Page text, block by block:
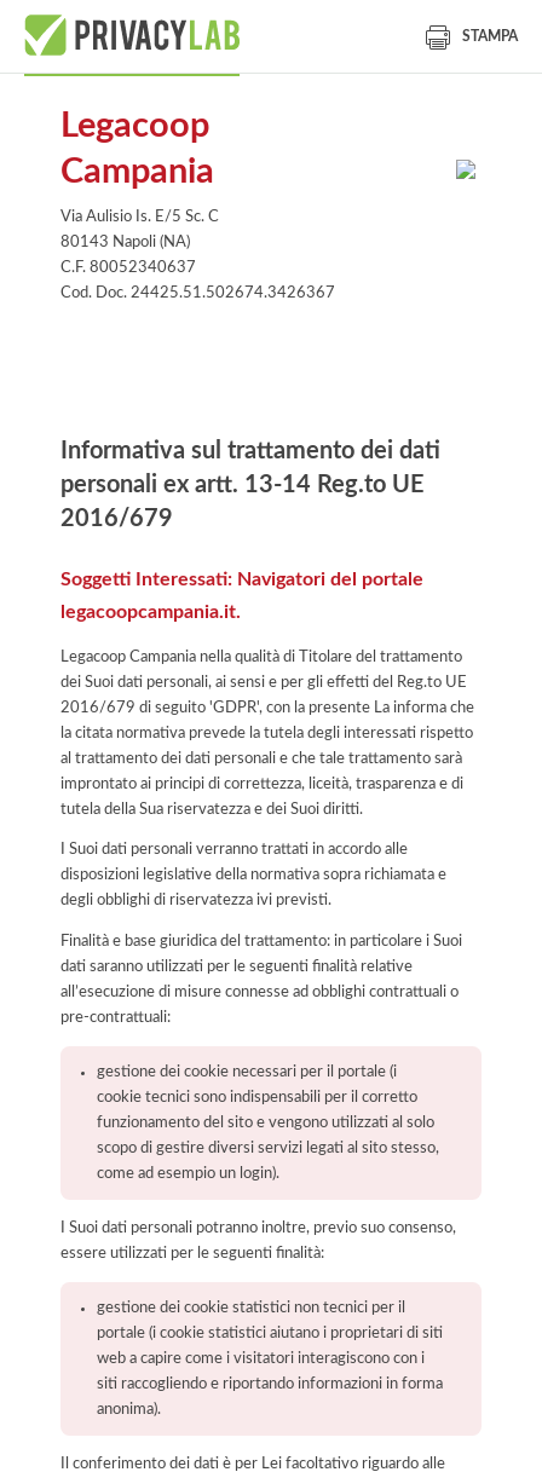
STAMPA
Legacoop
Campania
Via Aulisio Is. E/5 Sc. C
80143 Napoli (NA)
C.F. 80052340637
Cod. Doc. 24425.51.502674.3426367
Informativa sul trattamento dei dati
personali ex artt. 13-14 Reg.to UE
2016/679
Soggetti Interessati: Navigatori del portale
legacoopcampania.it.
Legacoop Campania nella qualità di Titolare del trattamento
dei Suoi dati personali, ai sensi e per gli effetti del Reg.to UE
2016/679 di seguito 'GDPR', con la presente La informa che
la citata normativa prevede la tutela degli interessati rispetto
al trattamento dei dati personali e che tale trattamento sarà
improntato ai principi di correttezza, liceità, trasparenza e di
tutela della Sua riservatezza e dei Suoi diritti.
I Suoi dati personali verranno trattati in accordo alle
disposizioni legislative della normativa sopra richiamata e
degli obblighi di riservatezza ivi previsti.
Finalità e base giuridica del trattamento: in particolare i Suoi
dati saranno utilizzati per le seguenti finalità relative
all’esecuzione di misure connesse ad obblighi contrattuali o
pre-contrattuali:
gestione dei cookie necessari per il portale (i
cookie tecnici sono indispensabili per il corretto
funzionamento del sito e vengono utilizzati al solo
scopo di gestire diversi servizi legati al sito stesso,
come ad esempio un login).
I Suoi dati personali potranno inoltre, previo suo consenso,
essere utilizzati per le seguenti finalità:
gestione dei cookie statistici non tecnici per il
portale (i cookie statistici aiutano i proprietari di siti
web a capire come i visitatori interagiscono con i
siti raccogliendo e riportando informazioni in forma
anonima).
Il conferimento dei dati è per Lei facoltativo riguardo alle